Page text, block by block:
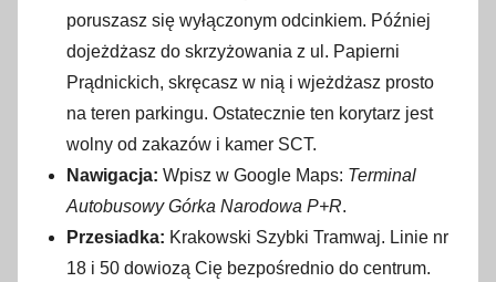
poruszasz się wyłączonym odcinkiem. Później
dojeżdżasz do skrzyżowania z ul. Papierni
Prądnickich, skręcasz w nią i wjeżdżasz prosto
na teren parkingu. Ostatecznie ten korytarz jest
wolny od zakazów i kamer SCT.
Nawigacja: Wpisz w Google Maps: Terminal
Autobusowy Górka Narodowa P+R.
Przesiadka: Krakowski Szybki Tramwaj. Linie nr
18 i 50 dowiozą Cię bezpośrednio do centrum.